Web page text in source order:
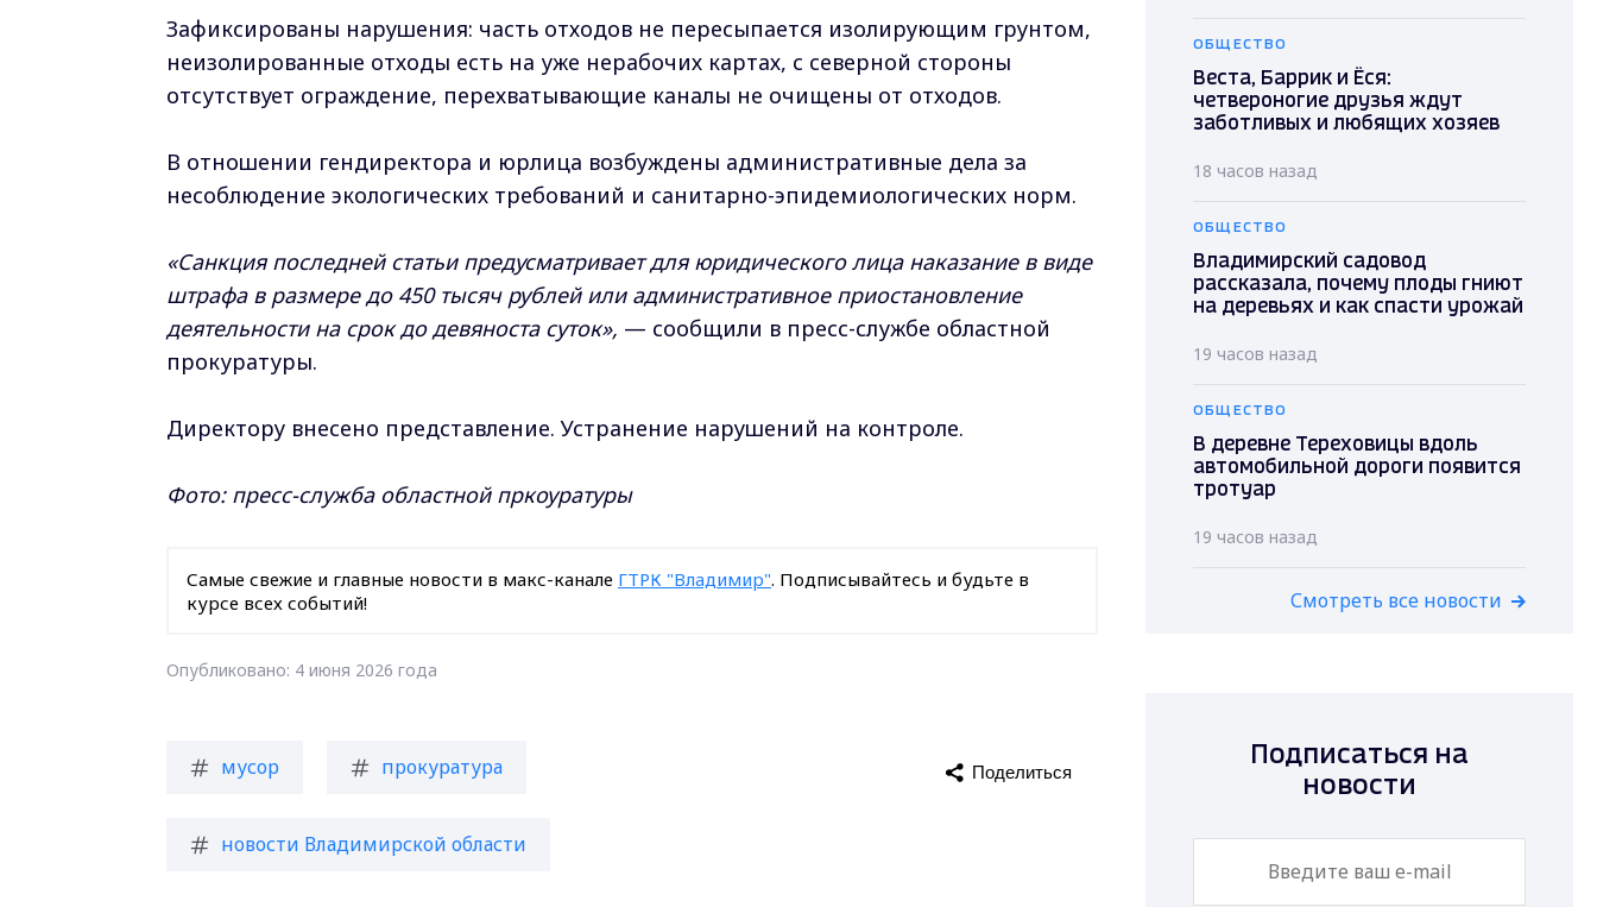
Зафиксированы нарушения: часть отходов не пересыпается изолирующим грунтом,
неизолированные отходы есть на уже нерабочих картах, с северной стороны
отсутствует ограждение, перехватывающие каналы не очищены от отходов.
В отношении гендиректора и юрлица возбуждены административные дела за
несоблюдение экологических требований и санитарно-эпидемиологических норм.
«Санкция последней статьи предусматривает для юридического лица наказание в виде
штрафа в размере до 450 тысяч рублей или административное приостановление
деятельности на срок до девяноста суток», — сообщили в пресс-службе областной
прокуратуры.
Директору внесено представление. Устранение нарушений на контроле.
Фото: пресс-служба областной пркоуратуры
Самые свежие и главные новости в макс-канале ГТРК "Владимир". Подписывайтесь и будьте в
курсе всех событий!
Опубликовано: 4 июня 2026 года
мусор прокуратура
новости Владимирской области
Поделиться
ОБЩЕСТВО
Веста, Баррик и Ёся:
четвероногие друзья ждут
заботливых и любящих хозяев
18 часов назад
ОБЩЕСТВО
Владимирский садовод
рассказала, почему плоды гниют
на деревьях и как спасти урожай
19 часов назад
ОБЩЕСТВО
В деревне Тереховицы вдоль
автомобильной дороги появится
тротуар
19 часов назад
Смотреть все новости
Подписаться на
новости